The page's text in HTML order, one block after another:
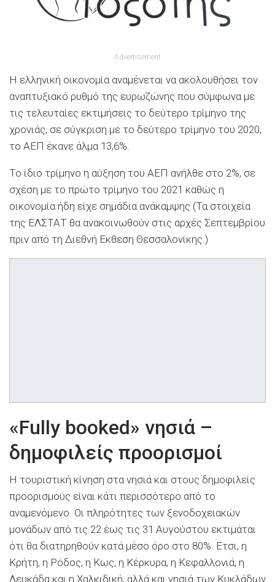
Advertisement
Η ελληνική οικονομία αναμένεται να ακολουθήσει τον
αναπτυξιακό ρυθμό της ευρωζώνης που σύμφωνα με
τις τελευταίες εκτιμήσεις το δεύτερο τρίμηνο της
χρονιάς, σε σύγκριση με το δεύτερο τρίμηνο του 2020,
το ΑΕΠ έκανε άλμα 13,6%.
Το ίδιο τρίμηνο η αύξηση του ΑΕΠ ανήλθε στο 2%, σε
σχέση με το πρώτο τρίμηνο του 2021 καθώς η
οικονομία ήδη είχε σημάδια ανάκαμψης (Τα στοιχεία
της ΕΛΣΤΑΤ θα ανακοινωθούν στις αρχές Σεπτεμβρίου
πριν από τη Διεθνή Εκθεση Θεσσαλονίκης.)
«Fully booked» νησιά –
δημοφιλείς προορισμοί
Η τουριστική κίνηση στα νησιά και στους δημοφιλείς
προορισμούς είναι κάτι περισσότερο από το
αναμενόμενο. Οι πληρότητες των ξενοδοχειακών
μονάδων από τις 22 έως τις 31 Αυγούστου εκτιμάται
ότι θα διατηρηθούν κατά μέσο όρο στο 80%. Ετσι, η
Κρήτη, η Ρόδος, η Κως, η Κέρκυρα, η Κεφαλλονιά, η
Λευκάδα και η Χαλκιδική, αλλά και νησιά των Κυκλάδων